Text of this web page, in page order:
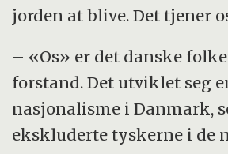
jorden at blive. Det tjener
– «Os» er det danske
forstand. Det utviklet seg
nasjonalisme i Danmark,
ekskluderte tyskerne i de